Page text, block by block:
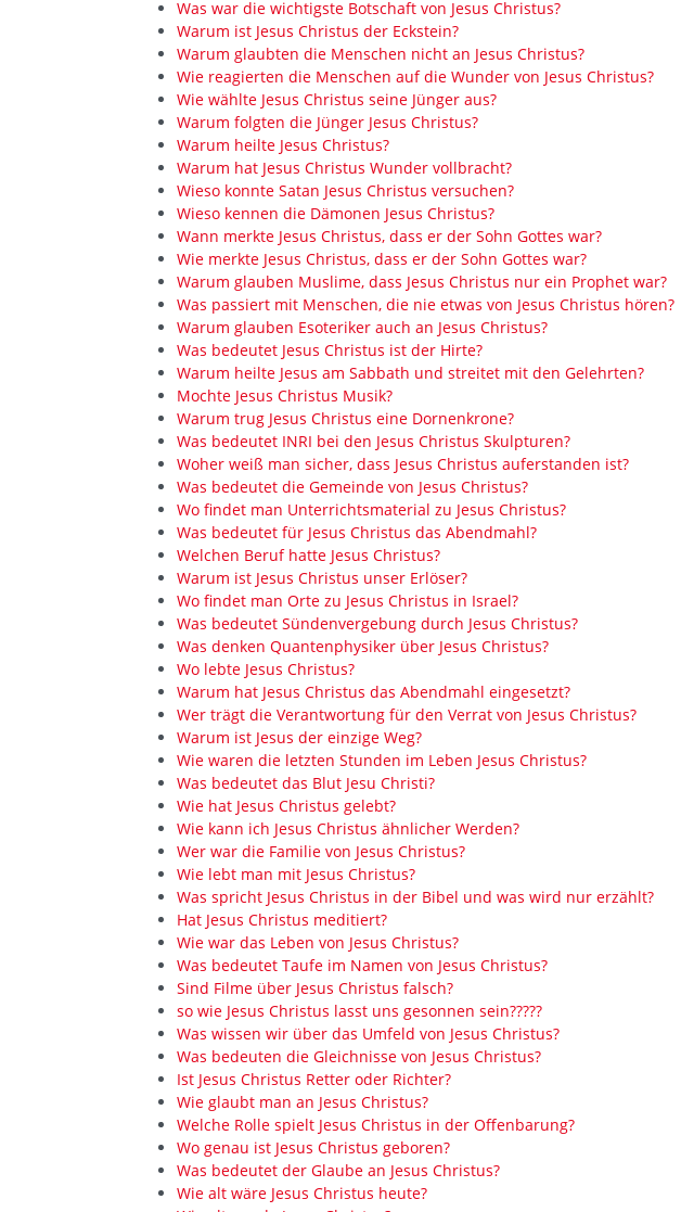
Was war die wichtigste Botschaft von Jesus Christus?
Warum ist Jesus Christus der Eckstein?
Warum glaubten die Menschen nicht an Jesus Christus?
Wie reagierten die Menschen auf die Wunder von Jesus Christus?
Wie wählte Jesus Christus seine Jünger aus?
Warum folgten die Jünger Jesus Christus?
Warum heilte Jesus Christus?
Warum hat Jesus Christus Wunder vollbracht?
Wieso konnte Satan Jesus Christus versuchen?
Wieso kennen die Dämonen Jesus Christus?
Wann merkte Jesus Christus, dass er der Sohn Gottes war?
Wie merkte Jesus Christus, dass er der Sohn Gottes war?
Warum glauben Muslime, dass Jesus Christus nur ein Prophet war?
Was passiert mit Menschen, die nie etwas von Jesus Christus hören?
Warum glauben Esoteriker auch an Jesus Christus?
Was bedeutet Jesus Christus ist der Hirte?
Warum heilte Jesus am Sabbath und streitet mit den Gelehrten?
Mochte Jesus Christus Musik?
Warum trug Jesus Christus eine Dornenkrone?
Was bedeutet INRI bei den Jesus Christus Skulpturen?
Woher weiß man sicher, dass Jesus Christus auferstanden ist?
Was bedeutet die Gemeinde von Jesus Christus?
Wo findet man Unterrichtsmaterial zu Jesus Christus?
Was bedeutet für Jesus Christus das Abendmahl?
Welchen Beruf hatte Jesus Christus?
Warum ist Jesus Christus unser Erlöser?
Wo findet man Orte zu Jesus Christus in Israel?
Was bedeutet Sündenvergebung durch Jesus Christus?
Was denken Quantenphysiker über Jesus Christus?
Wo lebte Jesus Christus?
Warum hat Jesus Christus das Abendmahl eingesetzt?
Wer trägt die Verantwortung für den Verrat von Jesus Christus?
Warum ist Jesus der einzige Weg?
Wie waren die letzten Stunden im Leben Jesus Christus?
Was bedeutet das Blut Jesu Christi?
Wie hat Jesus Christus gelebt?
Wie kann ich Jesus Christus ähnlicher Werden?
Wer war die Familie von Jesus Christus?
Wie lebt man mit Jesus Christus?
Was spricht Jesus Christus in der Bibel und was wird nur erzählt?
Hat Jesus Christus meditiert?
Wie war das Leben von Jesus Christus?
Was bedeutet Taufe im Namen von Jesus Christus?
Sind Filme über Jesus Christus falsch?
so wie Jesus Christus lasst uns gesonnen sein?????
Was wissen wir über das Umfeld von Jesus Christus?
Was bedeuten die Gleichnisse von Jesus Christus?
Ist Jesus Christus Retter oder Richter?
Wie glaubt man an Jesus Christus?
Welche Rolle spielt Jesus Christus in der Offenbarung?
Wo genau ist Jesus Christus geboren?
Was bedeutet der Glaube an Jesus Christus?
Wie alt wäre Jesus Christus heute?